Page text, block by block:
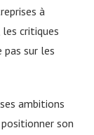
à
critiques
sur les
ambitions
son